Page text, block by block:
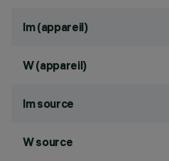
lm (appareil)
W (appareil)
lm source
W source